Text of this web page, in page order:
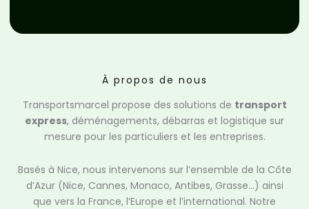
À propos de nous
Transportsmarcel propose des solutions de transport
express, déménagements, débarras et logistique sur
mesure pour les particuliers et les entreprises.
Basés à Nice, nous intervenons sur l’ensemble de la Côte
d’Azur (Nice, Cannes, Monaco, Antibes, Grasse…) ainsi
que vers la France, l’Europe et l’international. Notre